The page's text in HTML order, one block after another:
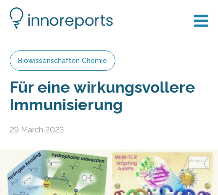
Biowissenschaften Chemie
Für eine wirkungsvollere
Immunisierung
29 March 2023